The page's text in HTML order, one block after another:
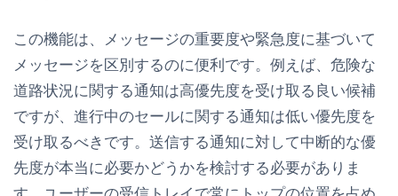
この機能は、メッセージの重要度や緊急度に基づいて
メッセージを区別するのに便利です。例えば、危険な
道路状況に関する通知は高優先度を受け取る良い候補
ですが、進行中のセールに関する通知は低い優先度を
受け取るべきです。送信する通知に対して中断的な優
先度が本当に必要かどうかを検討する必要がありま